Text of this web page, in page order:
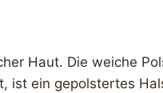
Haut. Die weiche
ist ein gepolstertes